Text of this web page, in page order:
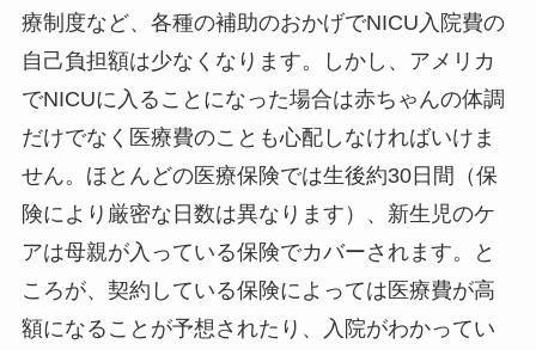
療制度など、各種の補助のおかげでNICU入院費の
自己負担額は少なくなります。しかし、アメリカ
でNICUに入ることになった場合は赤ちゃんの体調
だけでなく医療費のことも心配しなければいけま
せん。ほとんどの医療保険では生後約30日間（保
険により厳密な日数は異なります）、新生児のケ
アは母親が入っている保険でカバーされます。と
ころが、契約している保険によっては医療費が高
額になることが予想されたり、入院がわかってい